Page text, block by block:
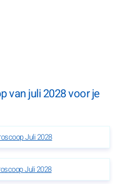
van juli 2028 voor je
Juli 2028
Juli 2028